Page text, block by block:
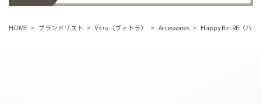
HOME ブランドリスト Vitra（ヴィトラ） Accessories Happy Bin RE（ハッ